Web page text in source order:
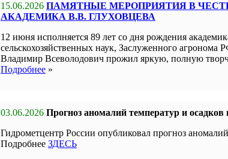
15.06.2026 ПАМЯТНЫЕ МЕРОПРИЯТИЯ В
АКАДЕМИКА В.В. ГЛУХОВЦЕВА
12 июня исполняется 89 лет со дня рождения
сельскохозяйственных наук, Заслуженного агронома
Владимир Всеволодович прожил яркую, полную
Подробнее »
03.06.2026 Прогноз аномалий температур и осадков
Гидрометцентр России опубликовал прогноз
Подробнее ЗДЕСЬ